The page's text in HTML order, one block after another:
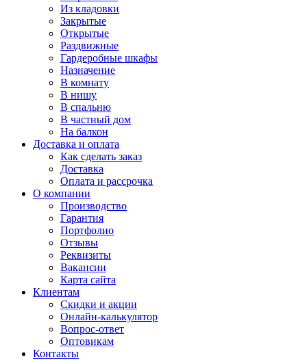
Из кладовки
Закрытые
Открытые
Раздвижные
Гардеробные шкафы
Назначение
В комнату
В нишу
В спальню
В частный дом
На балкон
Доставка и оплата
Как сделать заказ
Доставка
Оплата и рассрочка
О компании
Производство
Гарантия
Портфолио
Отзывы
Реквизиты
Вакансии
Карта сайта
Клиентам
Скидки и акции
Онлайн-калькулятор
Вопрос-ответ
Оптовикам
Контакты